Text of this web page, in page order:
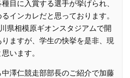
目に入賞する選手が挙げられ、
インカレだと思っております。
県相模原ギオンスタジアムで開
ますが、学生の快挙を是非、現
います。
澤仁競走部部長のご紹介で加藤